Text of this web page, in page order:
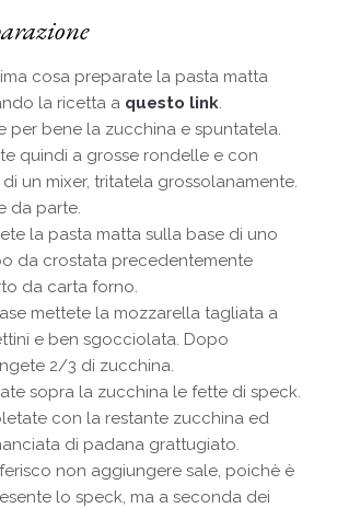
cosa preparate la pasta matta
la ricetta a questo link.
per bene la zucchina e spuntatela.
quindi a grosse rondelle e con
di un mixer, tritatela grossolanamente.
da parte.
la pasta matta sulla base di uno
da crostata precedentemente
da carta forno.
mettete la mozzarella tagliata a
e ben sgocciolata. Dopo
2/3 di zucchina.
sopra la zucchina le fette di speck.
con la restante zucchina ed
di padana grattugiato.
non aggiungere sale, poichè è
lo speck, ma a seconda dei